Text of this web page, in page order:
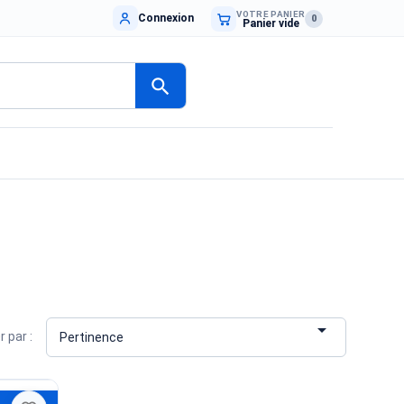
Connexion VOTRE PANIER
Panier vide 0
search
par : Pertinence 